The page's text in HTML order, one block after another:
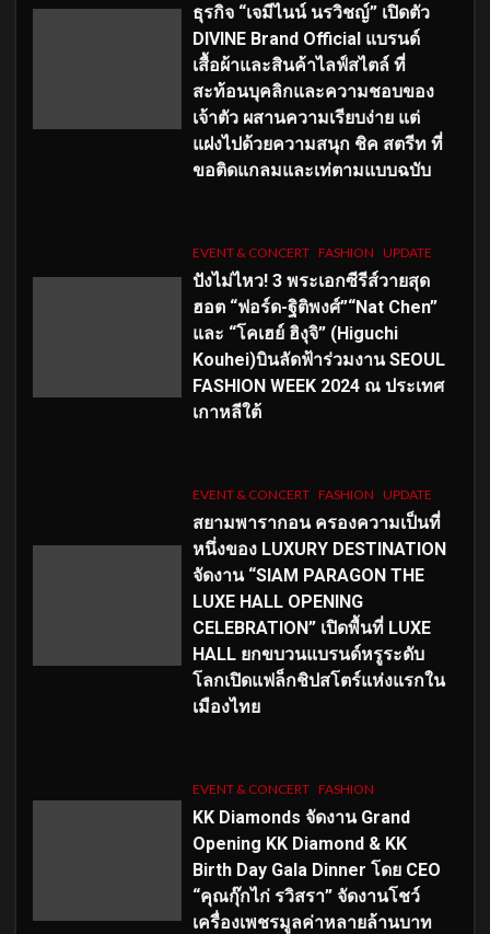
ธุรกิจ “เจมีไนน์ นรวิชญ์” เปิดตัว
DIVINE Brand Official แบรนด์
เสื้อผ้าและสินค้าไลฟ์สไตล์ ที่
สะท้อนบุคลิกและความชอบของ
เจ้าตัว ผสานความเรียบง่าย แต่
แฝงไปด้วยความสนุก ชิค สตรีท ที่
ขอติดแกลมและเท่ตามแบบฉบับ
EVENT & CONCERT FASHION UPDATE
ปังไม่ไหว! 3 พระเอกซีรีส์วายสุด
ฮอต “ฟอร์ด-ฐิติพงศ์”“Nat Chen”
และ “โคเฮย์ ฮิงุจิ” (Higuchi
Kouhei)บินลัดฟ้าร่วมงาน SEOUL
FASHION WEEK 2024 ณ ประเทศ
เกาหลีใต้
EVENT & CONCERT FASHION UPDATE
สยามพารากอน ครองความเป็นที่
หนึ่งของ LUXURY DESTINATION
จัดงาน “SIAM PARAGON THE
LUXE HALL OPENING
CELEBRATION” เปิดพื้นที่ LUXE
HALL ยกขบวนแบรนด์หรูระดับ
โลกเปิดแฟล็กชิปสโตร์แห่งแรกใน
เมืองไทย
EVENT & CONCERT FASHION
KK Diamonds จัดงาน Grand
Opening KK Diamond & KK
Birth Day Gala Dinner โดย CEO
“คุณกุ๊กไก่ รวิสรา” จัดงานโชว์
เครื่องเพชรมูลค่าหลายล้านบาท